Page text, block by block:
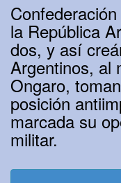
la República
dos, y así
Argentinos, al
Ongaro,
posición
marcada su
militar.